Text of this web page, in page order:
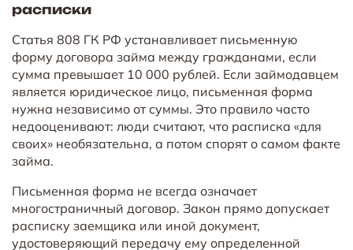
расписки
Статья 808 ГК РФ устанавливает письменную
форму договора займа между гражданами, если
сумма превышает 10 000 рублей. Если займодавцем
является юридическое лицо, письменная форма
нужна независимо от суммы. Это правило часто
недооценивают: люди считают, что расписка «для
своих» необязательна, а потом спорят о самом факте
займа.
Письменная форма не всегда означает
многостраничный договор. Закон прямо допускает
расписку заемщика или иной документ,
удостоверяющий передачу ему определенной